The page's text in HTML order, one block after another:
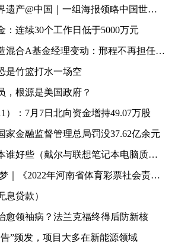
产@中国｜一组海报领略中国世界遗产之美
：连续30个工作日低于5000万元
A基金经理变动：邢程不再担任该基金基金经理
是竹篮打水一场空
，根源是美国政府？
）：7月7日北向资金增持49.07万股
家金融监督管理总局罚没37.62亿余元
些（戴尔与联想笔记本电脑质量哪家好）
2022年河南省体育彩票社会责任报告》发布
息贷款）
愈领袖病？法兰克福终得后防新核
告”频发，项目大多在新能源领域